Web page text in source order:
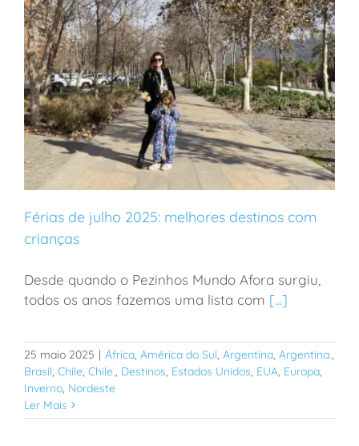
Férias de julho 2025: melhores destinos com crianças
Férias de julho 2025: melhores destinos com
crianças
Desde quando o Pezinhos Mundo Afora surgiu,
todos os anos fazemos uma lista com [...]
25 maio 2025 | África, América do Sul, Argentina, Argentina.,
Brasil, Chile, Chile., Destinos, Estados Unidos, EUA, Europa,
Inverno, Nordeste
Ler Mais